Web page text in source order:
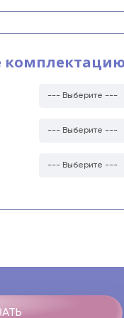
комплектацию